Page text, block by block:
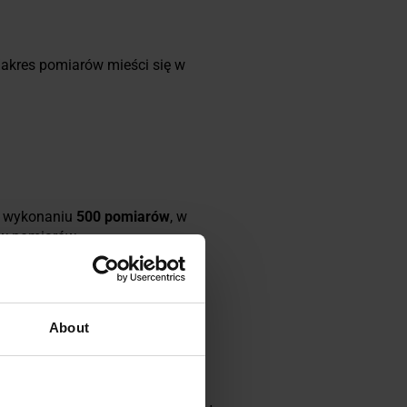
About
pomiarów mieści się w
500 pomiarów, w
pomiarów.
wynoszącego 0,20 ‰.
o wyniku badania z